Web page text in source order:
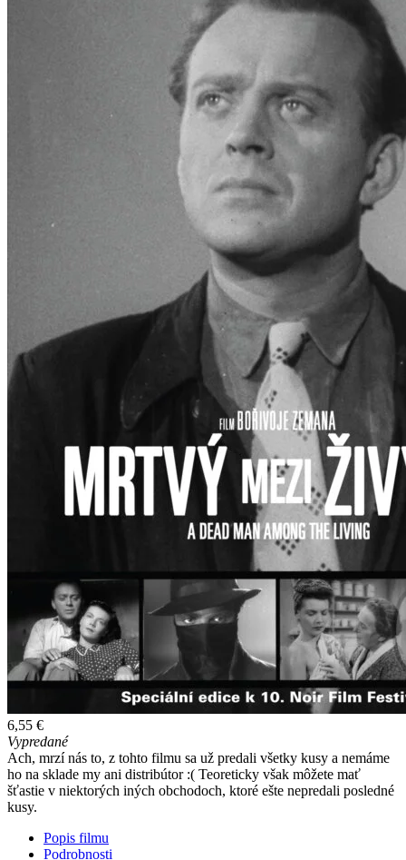
6,55 €
Vypredané
Ach, mrzí nás to, z tohto filmu sa už predali všetky kusy a nemáme
ho na sklade my ani distribútor :( Teoreticky však môžete mať
šťastie v niektorých iných obchodoch, ktoré ešte nepredali posledné
kusy.
Popis filmu
Podrobnosti